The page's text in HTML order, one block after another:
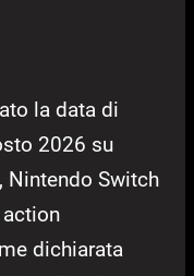
la data di
2026 su
Nintendo Switch
dichiarata